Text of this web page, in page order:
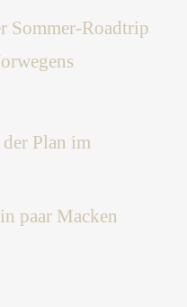
Sommer-Roadtrip
Plan im
paar Macken